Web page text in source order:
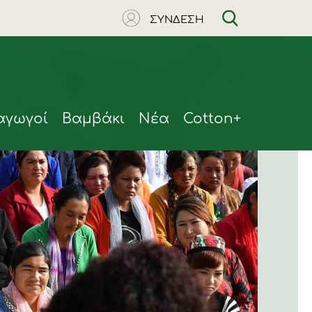
ΣΥΝΔΕΣΗ
Βαμβάκι Νέα Cotton+